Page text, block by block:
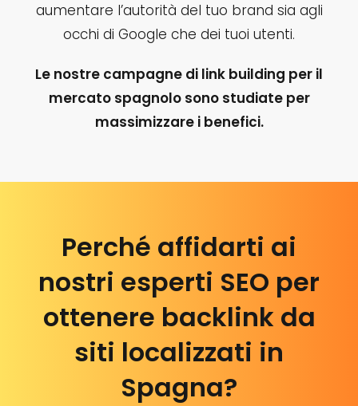
aumentare l’autorità del tuo brand sia agli
occhi di Google che dei tuoi utenti.
Le nostre campagne di link building per il
mercato spagnolo sono studiate per
massimizzare i benefici.
Perché affidarti ai
nostri esperti SEO per
ottenere backlink da
siti localizzati in
Spagna?